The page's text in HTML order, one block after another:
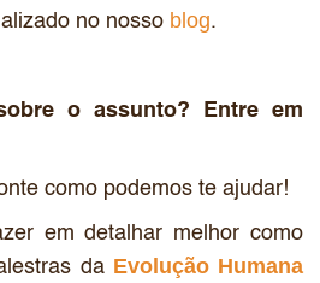
no nosso blog.
o assunto? Entre em
como podemos te ajudar!
em detalhar melhor como
da Evolução Humana